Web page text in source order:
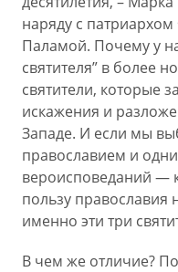
наряду с
Паламой. Почему у
святителя” в более
святители, которые
искажения и
Западе. И если мы
православием и
вероисповеданий —
пользу православия
именно эти три
В чем же отличие?